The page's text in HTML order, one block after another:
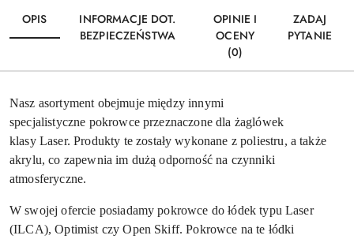
OPIS
INFORMACJE DOT.
BEZPIECZEŃSTWA
OPINIE I
OCENY
(0)
ZADAJ
PYTANIE
Nasz asortyment obejmuje między innymi
specjalistyczne pokrowce przeznaczone dla żaglówek
klasy Laser. Produkty te zostały wykonane z poliestru, a także
akrylu, co zapewnia im dużą odporność na czynniki
atmosferyczne.
W swojej ofercie posiadamy pokrowce do łódek typu Laser
(ILCA), Optimist czy Open Skiff. Pokrowce na te łódki